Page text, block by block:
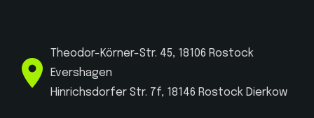
Theodor-Körner-Str. 45, 18106 Rostock
Evershagen
Hinrichsdorfer Str. 7f, 18146 Rostock Dierkow